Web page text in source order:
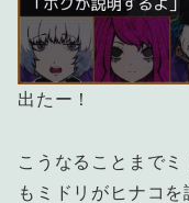
出たー！
こうなることまで
もミドリがヒナコを